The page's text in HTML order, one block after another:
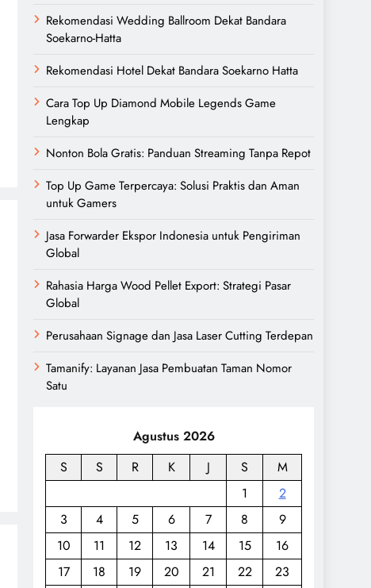
Rekomendasi Wedding Ballroom Dekat Bandara
Soekarno-Hatta
Rekomendasi Hotel Dekat Bandara Soekarno Hatta
Cara Top Up Diamond Mobile Legends Game
Lengkap
Nonton Bola Gratis: Panduan Streaming Tanpa Repot
Top Up Game Terpercaya: Solusi Praktis dan Aman
untuk Gamers
Jasa Forwarder Ekspor Indonesia untuk Pengiriman
Global
Rahasia Harga Wood Pellet Export: Strategi Pasar
Global
Perusahaan Signage dan Jasa Laser Cutting Terdepan
Tamanify: Layanan Jasa Pembuatan Taman Nomor
Satu
Agustus 2026
S
S R K J S
M
1
2
3
4 5 6 7 8
9
10
11 12 13 14 15
16
17
18 19 20 21 22
23